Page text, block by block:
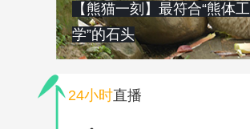
【熊猫一刻】最符合“熊体工
学”的石头
24小时直播